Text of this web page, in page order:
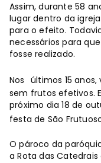
Assim, durante 58
lugar dentro da
para o efeito.
necessários para
fosse realizado.
Nos
últimos 15
sem frutos efetivos.
próximo dia 18 de
festa de São
O pároco da
a Rota das